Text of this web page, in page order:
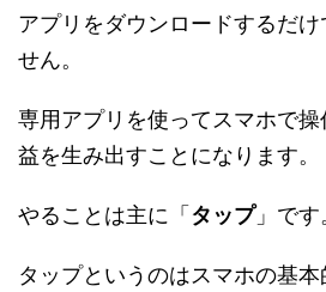
アプリをダウンロードするだ
せん。
専用アプリを使ってスマホで操
益を生み出すことになります。
やることは主に「 タップ」です
タップというのはスマホの基